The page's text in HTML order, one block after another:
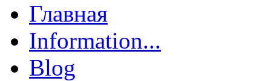
Главное меню
Главная
Information...
Blog